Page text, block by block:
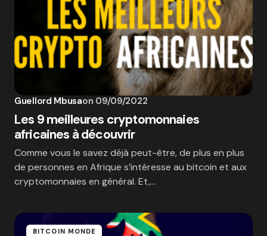
Guellord Mbusaon 09/09/2022
Les 9 meilleures cryptomonnaies
africaines à découvrir
Comme vous le savez déjà peut-être, de plus en plus
de personnes en Afrique s’intéresse au bitcoin et aux
cryptomonnaies en général. Et,…
BITCOIN MONDE